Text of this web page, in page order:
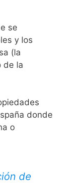
se
y los
(la
de la
donde
o
de